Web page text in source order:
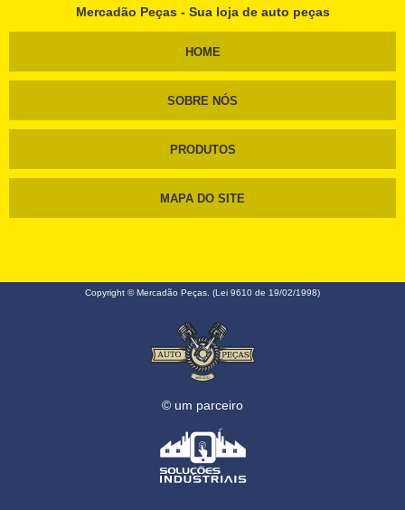
Mercadão Peças - Sua loja de auto peças
HOME
SOBRE NÓS
PRODUTOS
MAPA DO SITE
Copyright © Mercadão Peças. (Lei 9610 de 19/02/1998)
© um parceiro